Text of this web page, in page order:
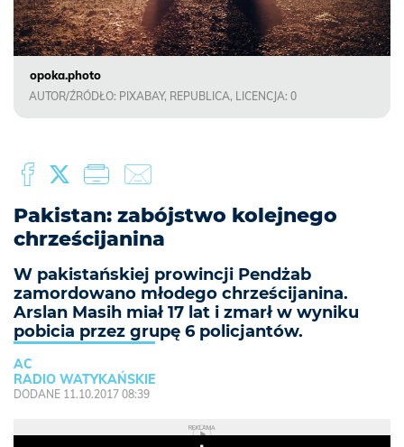
opoka.photo
AUTOR/ŹRÓDŁO: PIXABAY, REPUBLICA, LICENCJA: 0
Pakistan: zabójstwo kolejnego
chrześcijanina
W pakistańskiej prowincji Pendżab
zamordowano młodego chrześcijanina.
Arslan Masih miał 17 lat i zmarł w wyniku
pobicia przez grupę 6 policjantów.
AC
RADIO WATYKAŃSKIE
DODANE 11.10.2017 08:39
REKLAMA